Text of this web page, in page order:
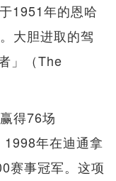
1951年的恩哈
大胆进取的驾
」（The
得76场
年在迪通拿
赛事冠军。这项